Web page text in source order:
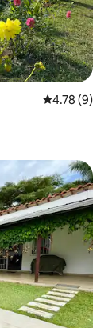
レビュー9
4.78 (9)